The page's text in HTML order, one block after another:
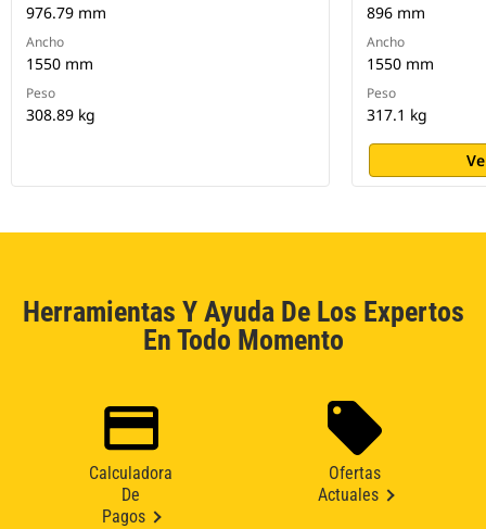
976.79 mm
Ancho
1550 mm
Peso
308.89 kg
896 mm
Ancho
1550 mm
Peso
317.1 kg
Herramientas Y Ayuda De Los Expertos
En Todo Momento
Calculadora
De
Pagos
Ofertas
Actuales